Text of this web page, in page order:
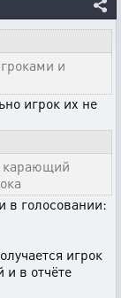
и
игрок их не
карающий
в голосовании:
игрок
и в отчёте